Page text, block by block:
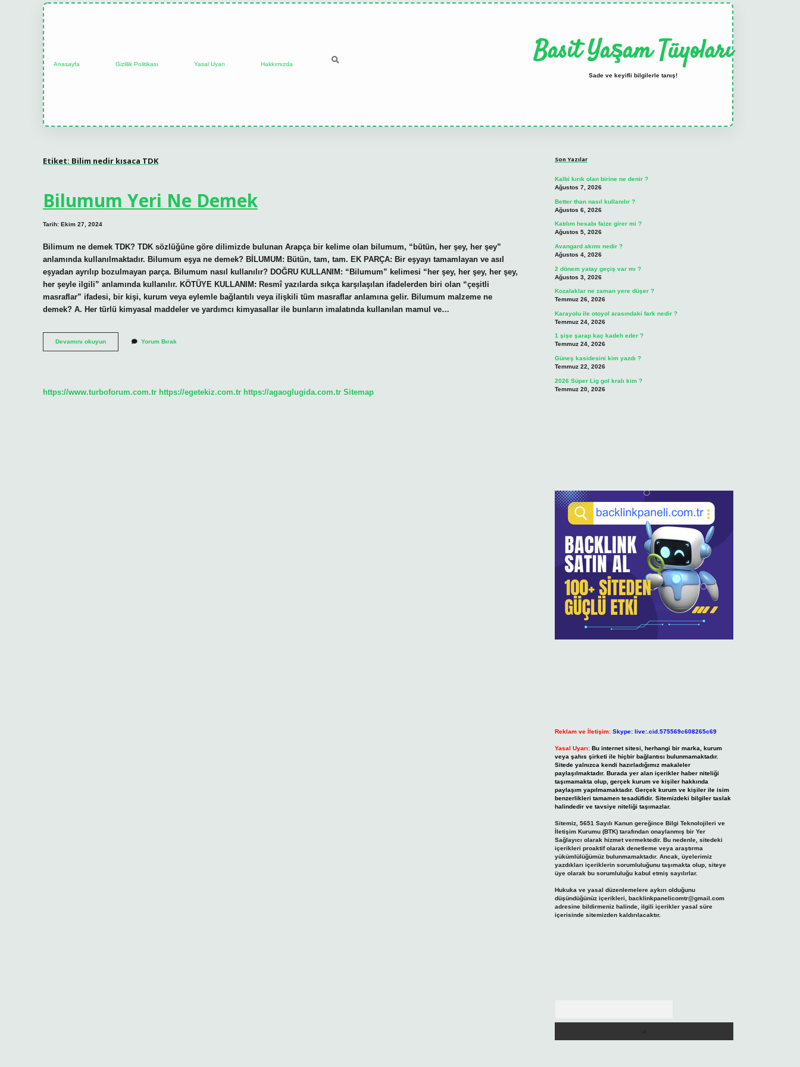
Anasayfa Gizlilik Politikası Yasal Uyarı Hakkımızda Basit Yaşam Tüyoları
Sade ve keyifli bilgilerle tanış!
Etiket: Bilim nedir kısaca TDK
Bilumum Yeri Ne Demek
Tarih: Ekim 27, 2024
Bilimum ne demek TDK? TDK sözlüğüne göre dilimizde bulunan Arapça bir kelime olan bilumum, “bütün, her şey, her şey”
anlamında kullanılmaktadır. Bilumum eşya ne demek? BİLUMUM: Bütün, tam, tam. EK PARÇA: Bir eşyayı tamamlayan ve asıl
eşyadan ayrılıp bozulmayan parça. Bilumum nasıl kullanılır? DOĞRU KULLANIM: “Bilumum” kelimesi “her şey, her şey, her şey,
her şeyle ilgili” anlamında kullanılır. KÖTÜYE KULLANIM: Resmî yazılarda sıkça karşılaşılan ifadelerden biri olan “çeşitli
masraflar” ifadesi, bir kişi, kurum veya eylemle bağlantılı veya ilişkili tüm masraflar anlamına gelir. Bilumum malzeme ne
demek? A. Her türlü kimyasal maddeler ve yardımcı kimyasallar ile bunların imalatında kullanılan mamul ve…
Devamını okuyunBilumum
Yeri
Yorum Bırak
https://www.turboforum.com.tr https://egetekiz.com.tr https://agaoglugida.com.tr Sitemap
Son Yazılar
Kalbi kırık olan birine ne denir ?
Ağustos 7, 2026
Better than nasıl kullanılır ?
Ağustos 6, 2026
Katılım hesabı faize girer mi ?
Ağustos 5, 2026
Avangard akımı nedir ?
Ağustos 4, 2026
2 dönem yatay geçiş var mı ?
Ağustos 3, 2026
Kozalaklar ne zaman yere düşer ?
Temmuz 26, 2026
Karayolu ile otoyol arasındaki fark nedir ?
Temmuz 24, 2026
1 şişe şarap kaç kadeh eder ?
Temmuz 24, 2026
Güneş kasidesini kim yazdı ?
Temmuz 22, 2026
2026 Süper Lig gol kralı kim ?
Temmuz 20, 2026
Reklam ve İletişim: Skype: live:.cid.575569c608265c69
Yasal Uyarı: Bu internet sitesi, herhangi bir marka, kurum
veya şahıs şirketi ile hiçbir bağlantısı bulunmamaktadır.
Sitede yalnızca kendi hazırladığımız makaleler
paylaşılmaktadır. Burada yer alan içerikler haber niteliği
taşımamakta olup, gerçek kurum ve kişiler hakkında
paylaşım yapılmamaktadır. Gerçek kurum ve kişiler ile isim
benzerlikleri tamamen tesadüfidir. Sitemizdeki bilgiler taslak
halindedir ve tavsiye niteliği taşımazlar.
Sitemiz, 5651 Sayılı Kanun gereğince Bilgi Teknolojileri ve
İletişim Kurumu (BTK) tarafından onaylanmış bir Yer
Sağlayıcı olarak hizmet vermektedir. Bu nedenle, sitedeki
içerikleri proaktif olarak denetleme veya araştırma
yükümlülüğümüz bulunmamaktadır. Ancak, üyelerimiz
yazdıkları içeriklerin sorumluluğunu taşımakta olup, siteye
üye olarak bu sorumluluğu kabul etmiş sayılırlar.
Hukuka ve yasal düzenlemelere aykırı olduğunu
düşündüğünüz içerikleri, backlinkpanelicomtr@gmail.com
adresine bildirmeniz halinde, ilgili içerikler yasal süre
içerisinde sitemizden kaldırılacaktır.